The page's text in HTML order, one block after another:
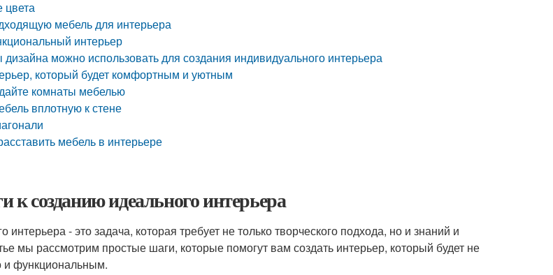
цвета
мебель для интерьера
интерьер
можно использовать для создания индивидуального интерьера
который будет комфортным и уютным
комнаты мебелью
вплотную к стене
мебель в интерьере
созданию идеального интерьера
интерьера - это задача, которая требует не только творческого подхода, но и знаний и
мы рассмотрим простые шаги, которые помогут вам создать интерьер, который будет не
и функциональным.